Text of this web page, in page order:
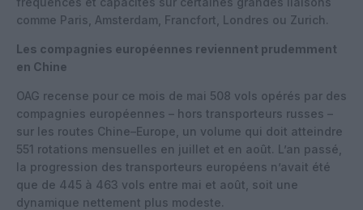
comme Paris, Amsterdam, Francfort, Londres ou Zurich.
Les compagnies européennes reviennent prudemment
en Chine
OAG recense pour ce mois de mai 508 vols opérés par des
compagnies européennes – hors transporteurs russes –
sur les routes Chine–Europe, un volume qui doit atteindre
551 rotations mensuelles en juillet et en août. L’an passé,
la progression des transporteurs européens n’avait été
que de 445 à 463 vols entre mai et août, soit une
dynamique nettement plus modeste.